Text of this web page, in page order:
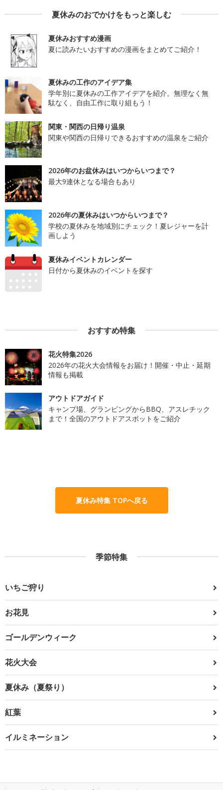
夏休みのおでかけをもっと楽しむ
夏休みおすすめ漫画
夏に読みたいおすすめの漫画をまとめてご紹介！
夏休みの工作のアイデア集
学年別に夏休みの工作アイデアを紹介。無理なく無
駄なく、自由工作に取り組もう！
関東・関西の日帰り温泉
関東や関西の日帰りできるおすすめの温泉をご紹介
2026年のお盆休みはいつからいつまで？
最大9連休となる場合もあり
2026年の夏休みはいつからいつまで？
学校の夏休みを地域別にチェック！夏レジャーを計
画しよう
夏休みイベントカレンダー
日付から夏休みのイベントを探す
おすすめ特集
花火特集2026
2026年の花火大会情報をお届け！開催・中止・延期
情報も掲載
アウトドアガイド
キャンプ場、グランピングからBBQ、アスレチック
まで！全国のアウトドアスポットをご紹介
夏休み特集 TOPへ戻る
季節特集
いちご狩り
お花見
ゴールデンウィーク
花火大会
夏休み（夏祭り）
紅葉
イルミネーション